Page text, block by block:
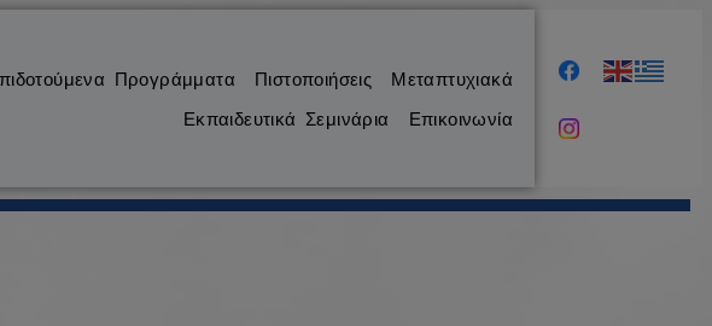
Προγράμματα Πιστοποιήσεις
Μεταπτυχιακά
Εκπαιδευτικά Σεμινάρια
Επικοινωνία